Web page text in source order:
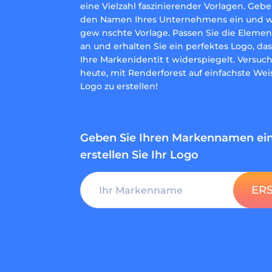
eine Vielzahl faszinierender Vorlagen.
den Namen Ihres Unternehmens ein und
gew nschte Vorlage. Passen Sie die
an und erhalten Sie ein perfektes Logo,
Ihre Markenidentit t widerspiegelt.
heute, mit Renderforest auf einfachste
Logo zu erstellen!
Geben Sie Ihren Markennamen
erstellen Sie Ihr Logo